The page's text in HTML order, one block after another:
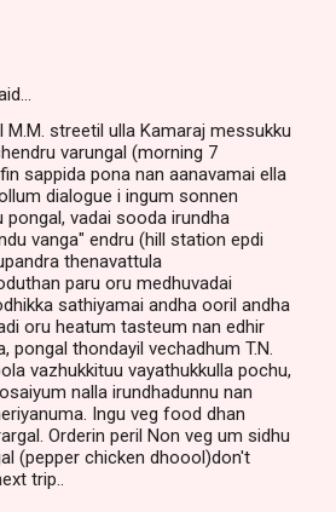
M.M. streetil ulla Kamaraj messukku
varungal (morning 7
sappida pona nan aanavamai ella
dialogue i ingum sonnen
pongal, vadai sooda irundha
vanga" endru (hill station epdi
thenavattula
paru oru medhuvadai
sathiyamai andha ooril andha
oru heatum tasteum nan edhir
pongal thondayil vechadhum T.N.
vazhukkituu vayathukkulla pochu,
nalla irundhadunnu nan
Ingu veg food dhan
Orderin peril Non veg um sidhu
(pepper chicken dhoool)don't
trip..